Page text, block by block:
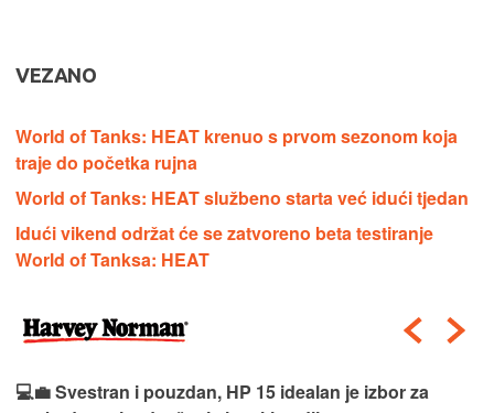
VEZANO
World of Tanks: HEAT krenuo s prvom sezonom koja
traje do početka rujna
World of Tanks: HEAT službeno starta već idući tjedan
Idući vikend održat će se zatvoreno beta testiranje
World of Tanksa: HEAT
💻💼 Svestran i pouzdan, HP 15 idealan je izbor za